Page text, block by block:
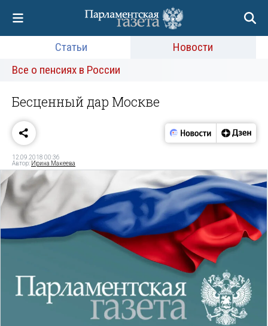
Статьи
Новости
Все о пенсиях в России
Бесценный дар Москве
12.09.2018 00:36
Автор: Ирина Макеева